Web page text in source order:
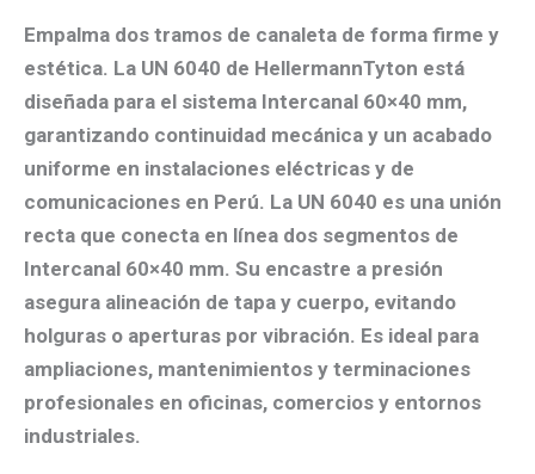
Empalma dos tramos de canaleta de forma firme y
estética. La UN 6040 de HellermannTyton está
diseñada para el sistema Intercanal 60×40 mm,
garantizando continuidad mecánica y un acabado
uniforme en instalaciones eléctricas y de
comunicaciones en Perú. La UN 6040 es una unión
recta que conecta en línea dos segmentos de
Intercanal 60×40 mm. Su encastre a presión
asegura alineación de tapa y cuerpo, evitando
holguras o aperturas por vibración. Es ideal para
ampliaciones, mantenimientos y terminaciones
profesionales en oficinas, comercios y entornos
industriales.